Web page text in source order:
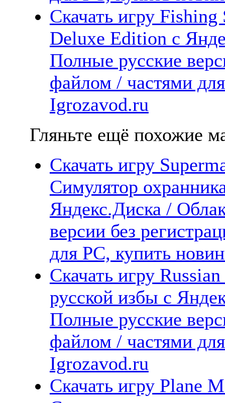
Скачать игру
Deluxe Edition с
Полные русские
файлом / частями
Igrozavod.ru
Гляньте ещё похожие
Скачать игру
Симулятор
Яндекс.Диска /
версии без
для PC, купить
Скачать игру
русской избы с
Полные русские
файлом / частями
Igrozavod.ru
Скачать игру Plane